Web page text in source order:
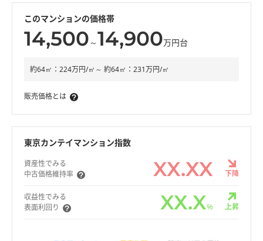
このマンションの価格帯
14,500 ～14,900万円台
約64㎡：224万円/㎡～ 約64㎡：231万円/㎡
販売価格とは
東京カンテイマンション指数
資産性でみる
中古価格維持率
XX.XX 下降
収益性でみる
表面利回り
XX.X% 上昇